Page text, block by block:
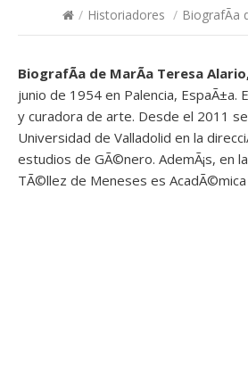
/ Historiadores / BiografÃ­a
BiografÃ­a de MarÃ­a Teresa
junio de 1954 en Palencia, EspaÃ±a.
y curadora de arte. Desde el 2011
Universidad de Valladolid en la
estudios de GÃ©nero. AdemÃ¡s, en
TÃ©llez de Meneses es